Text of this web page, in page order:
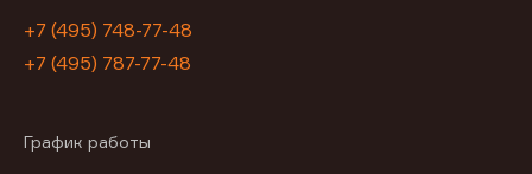
+7 (495) 748-77-48
+7 (495) 787-77-48
График работы